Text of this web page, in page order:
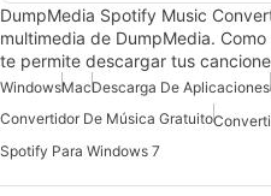
DumpMedia Spotify Music
multimedia de DumpMedia.
te permite descargar tus
WindowsMacDescarga De Aplicaciones
Convertidor De Música Gratuito
Spotify Para Windows 7